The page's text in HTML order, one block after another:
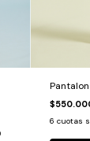
6 cuotas